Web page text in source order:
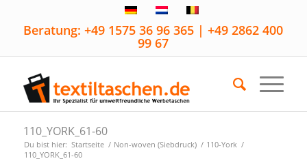
Beratung: +49 1575 36 96 365 | +49 2862 400
99 67
110_YORK_61-60
Du bist hier: Startseite / Non-woven (Siebdruck) / 110-York /
110_YORK_61-60